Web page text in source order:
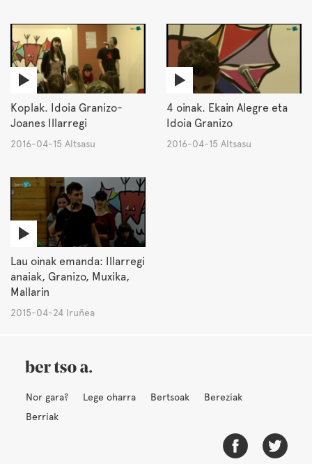
Koplak. Idoia Granizo-
Joanes Illarregi
2016-04-15 Altsasu
4 oinak. Ekain Alegre eta
Idoia Granizo
2016-04-15 Altsasu
Lau oinak emanda: Illarregi
anaiak, Granizo, Muxika,
Mallarin
2015-04-24 Iruñea
Nor gara? Lege oharra Bertsoak
Bereziak
Berriak